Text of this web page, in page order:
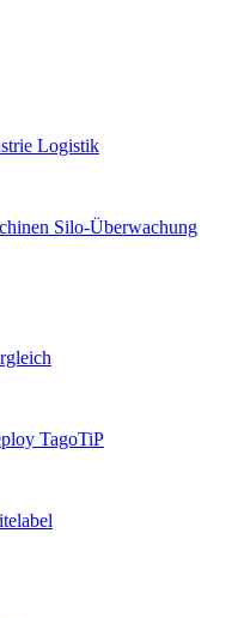
Logistik
Silo-Überwachung
TagoTiP